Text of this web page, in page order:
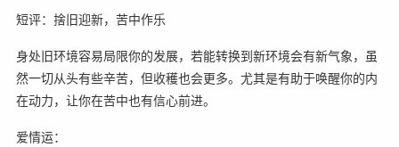
短评：捨旧迎新，苦中作乐
身处旧环境容易局限你的发展，若能转换到新环境会有新气象，虽
然一切从头有些辛苦，但收穫也会更多。尤其是有助于唤醒你的内
在动力，让你在苦中也有信心前进。
爱情运：